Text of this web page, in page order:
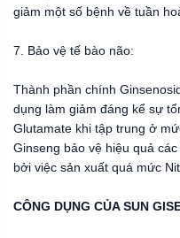
giảm một số bệnh về tuần
7. Bảo vệ tế bào não:
Thành phần chính
dụng làm giảm đáng kể sự
Glutamate khi tập trung ở
Ginseng bảo vệ hiệu quả
bởi việc sản xuất quá mức
CÔNG DỤNG CỦA SUN